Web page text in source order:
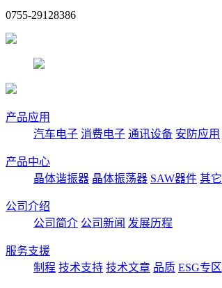
0755-29128386
产品应用
汽车电子 消费电子 通讯设备 安防应用
产品中心
晶体谐振器 晶体振荡器 SAW器件 其它
公司介绍
公司简介 公司新闻 发展历程
服务支援
制程 技术支持 技术文章 品质 ESG专区